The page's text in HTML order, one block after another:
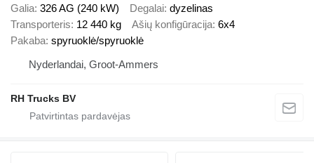
Galia 326 AG (240 kW) Degalai dyzelinas
Transporteris 12 440 kg Ašių konfigūracija 6x4
Pakaba spyruoklė/spyruoklė
Nyderlandai, Groot-Ammers
RH Trucks BV